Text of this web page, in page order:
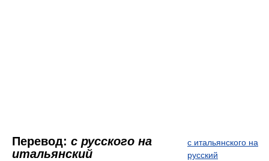
Перевод: с русского на
итальянский
с итальянского на
русский